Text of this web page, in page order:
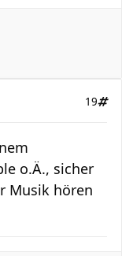
19
o.Ä., sicher
Musik hören